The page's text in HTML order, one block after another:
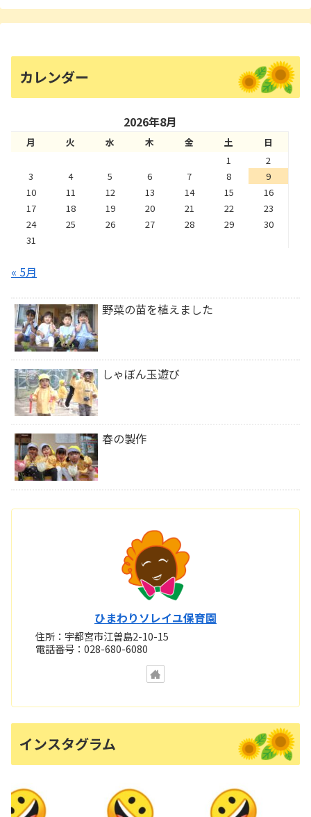
カレンダー
2026年8月
月 火 水 木 金 土
日
1
2
3
4 5 6 7 8
9
10
11 12 13 14 15
16
17
18 19 20 21 22
23
24
25 26 27 28 29
30
31
« 5月
野菜の苗を植えました
しゃぼん玉遊び
春の製作
ひまわりソレイユ保育園
住所：宇都宮市江曽島2-10-15
電話番号：028-680-6080
インスタグラム